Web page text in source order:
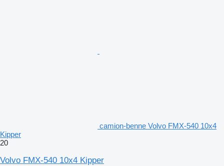
camion-benne Volvo FMX-540 10x4
Kipper
20
Volvo FMX-540 10x4 Kipper